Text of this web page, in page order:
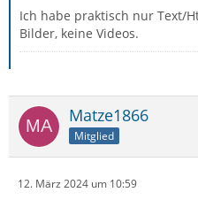
Ich habe praktisch nur Text/
Bilder, keine Videos.
Matze1866
Mitglied
12. März 2024 um 10:59